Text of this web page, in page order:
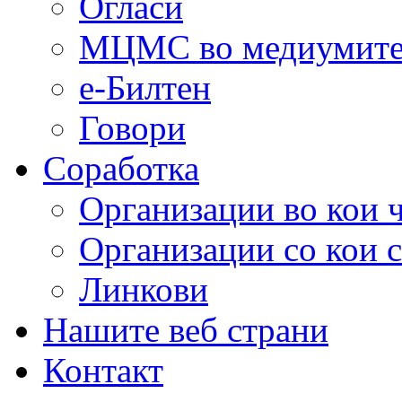
МЦМС во
е-Билтен
Говори
Соработка
Организации во кои
Организации со кои
Линкови
Нашите веб страни
Контакт